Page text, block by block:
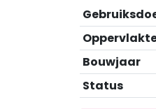
Bouwjaar
Status